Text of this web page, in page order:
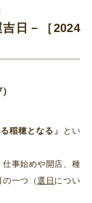
日－［2024
稲穂となる」
とい
事始めや開店、種
の一つ（選日につい